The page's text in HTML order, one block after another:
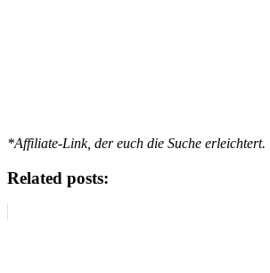
*Affiliate-Link, der euch die Suche erleichtert.
Related posts: